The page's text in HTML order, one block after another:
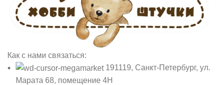
Как с нами связаться:
191119, Санкт-Петербург, ул.
Марата 68, помещение 4Н